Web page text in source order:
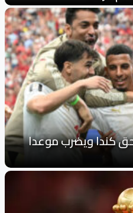
يسحق كندا ويضرب موعدا